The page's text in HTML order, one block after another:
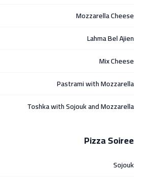
Mozzarella Cheese
Lahma Bel Ajien
Mix Cheese
Pastrami with Mozzarella
Toshka with Sojouk and Mozzarella
Pizza Soiree
Sojouk